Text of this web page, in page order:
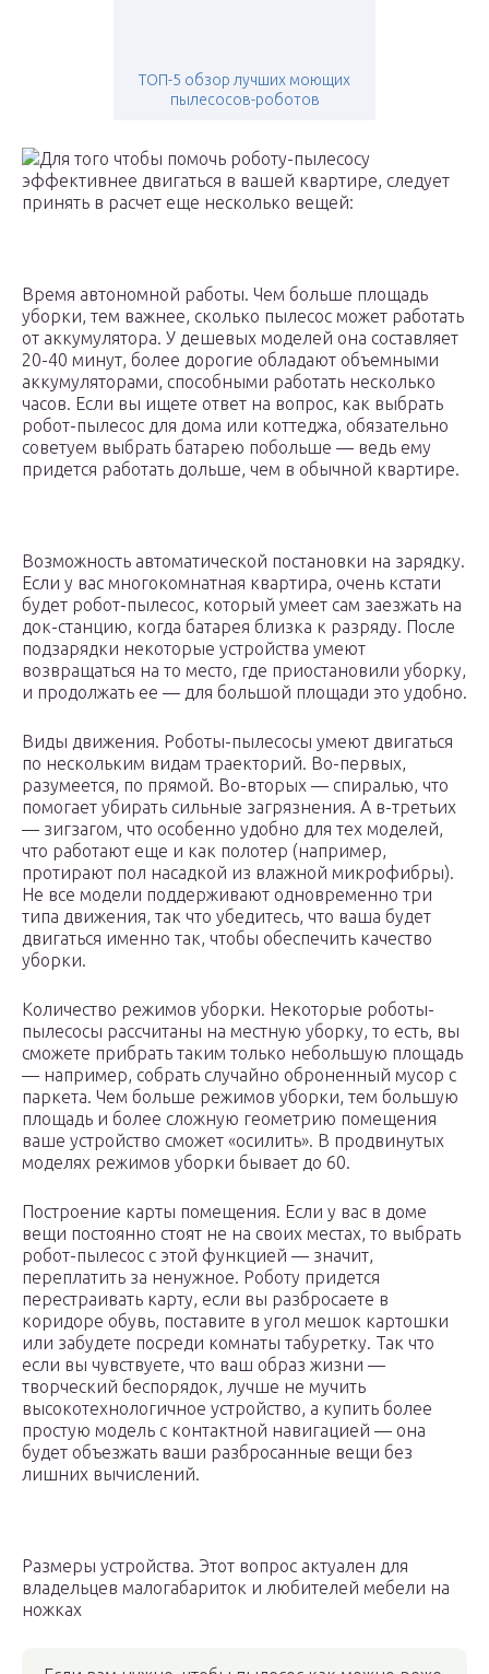
ТОП-5 обзор лучших моющих
пылесосов-роботов
Для того чтобы помочь роботу-пылесосу
эффективнее двигаться в вашей квартире, следует
принять в расчет еще несколько вещей:
Время автономной работы. Чем больше площадь
уборки, тем важнее, сколько пылесос может работать
от аккумулятора. У дешевых моделей она составляет
20-40 минут, более дорогие обладают объемными
аккумуляторами, способными работать несколько
часов. Если вы ищете ответ на вопрос, как выбрать
робот-пылесос для дома или коттеджа, обязательно
советуем выбрать батарею побольше — ведь ему
придется работать дольше, чем в обычной квартире.
Возможность автоматической постановки на зарядку.
Если у вас многокомнатная квартира, очень кстати
будет робот-пылесос, который умеет сам заезжать на
док-станцию, когда батарея близка к разряду. После
подзарядки некоторые устройства умеют
возвращаться на то место, где приостановили уборку,
и продолжать ее — для большой площади это удобно.
Виды движения. Роботы-пылесосы умеют двигаться
по нескольким видам траекторий. Во-первых,
разумеется, по прямой. Во-вторых — спиралью, что
помогает убирать сильные загрязнения. А в-третьих
— зигзагом, что особенно удобно для тех моделей,
что работают еще и как полотер (например,
протирают пол насадкой из влажной микрофибры).
Не все модели поддерживают одновременно три
типа движения, так что убедитесь, что ваша будет
двигаться именно так, чтобы обеспечить качество
уборки.
Количество режимов уборки. Некоторые роботы-
пылесосы рассчитаны на местную уборку, то есть, вы
сможете прибрать таким только небольшую площадь
— например, собрать случайно оброненный мусор с
паркета. Чем больше режимов уборки, тем большую
площадь и более сложную геометрию помещения
ваше устройство сможет «осилить». В продвинутых
моделях режимов уборки бывает до 60.
Построение карты помещения. Если у вас в доме
вещи постоянно стоят не на своих местах, то выбрать
робот-пылесос с этой функцией — значит,
переплатить за ненужное. Роботу придется
перестраивать карту, если вы разбросаете в
коридоре обувь, поставите в угол мешок картошки
или забудете посреди комнаты табуретку. Так что
если вы чувствуете, что ваш образ жизни —
творческий беспорядок, лучше не мучить
высокотехнологичное устройство, а купить более
простую модель с контактной навигацией — она
будет объезжать ваши разбросанные вещи без
лишних вычислений.
Размеры устройства. Этот вопрос актуален для
владельцев малогабариток и любителей мебели на
ножках